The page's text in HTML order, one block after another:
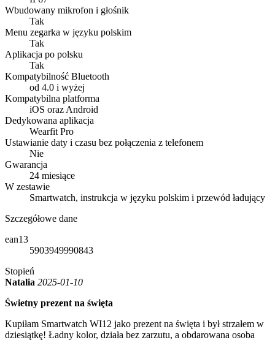
Wbudowany mikrofon i głośnik
Tak
Menu zegarka w języku polskim
Tak
Aplikacja po polsku
Tak
Kompatybilność Bluetooth
od 4.0 i wyżej
Kompatybilna platforma
iOS oraz Android
Dedykowana aplikacja
Wearfit Pro
Ustawianie daty i czasu bez połączenia z telefonem
Nie
Gwarancja
24 miesiące
W zestawie
Smartwatch, instrukcja w języku polskim i przewód ładujący
Szczegółowe dane
ean13
5903949990843
Stopień
Natalia 2025-01-10
Świetny prezent na święta
Kupiłam Smartwatch WI12 jako prezent na święta i był strzałem w
dziesiątkę! Ładny kolor, działa bez zarzutu, a obdarowana osoba